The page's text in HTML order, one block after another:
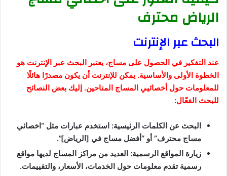
الرياض محترف
البحث عبر الإنترنت
عند التفكير في الحصول على مساج، يعتبر البحث عبر الإنترنت هو
الخطوة الأولى والأساسية. يمكن للإنترنت أن يكون مصدرًا هائلًا
للمعلومات حول أخصائيي المساج المتاحين. إليك بعض النصائح
للبحث الفعّال:
البحث عن الكلمات الرئيسية: استخدم عبارات مثل “اخصائي
مساج محترف” أو “أفضل مساج في [الرياض]”.
زيارة المواقع الرسمية: العديد من مراكز المساج لديها مواقع
رسمية تقدم معلومات حول الخدمات، الأسعار، والتقييمات.